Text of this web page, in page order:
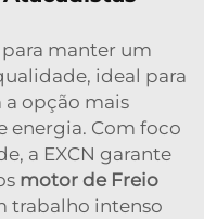
manter um
ideal para
a opção mais
energia. Com foco
a EXCN garante
motor de Freio
trabalho intenso